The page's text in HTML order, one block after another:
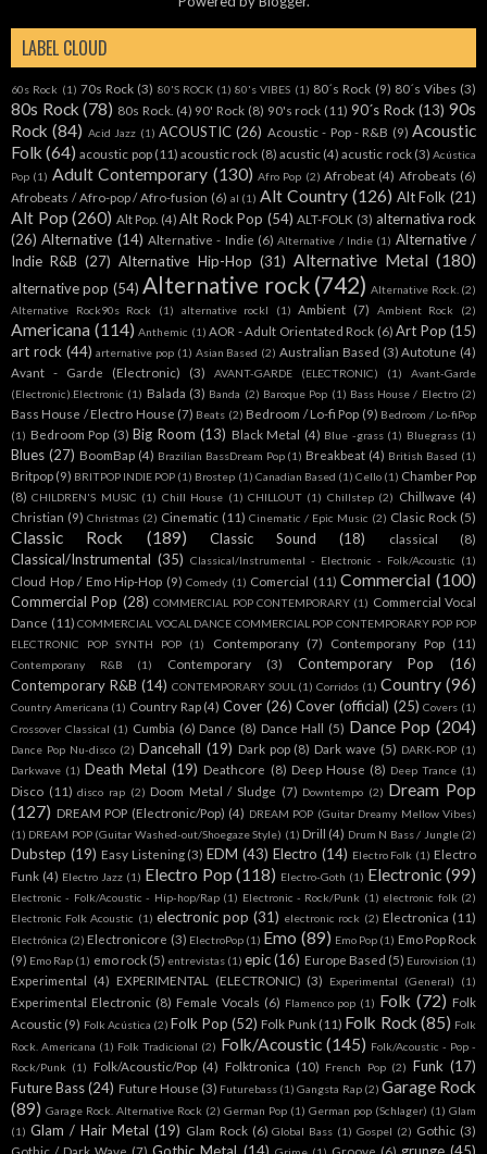
LABEL CLOUD
60s Rock (1) 70s Rock (3) 80'S ROCK (1) 80's VIBES (1) 80´s Rock (9) 80´s Vibes (3)
80s Rock (78) 80s Rock. (4) 90' Rock (8) 90's rock (11) 90´s Rock (13) 90s
Rock (84) Acid Jazz (1) ACOUSTIC (26) Acoustic - Pop - R&B (9) Acoustic
Folk (64) acoustic pop (11) acoustic rock (8) acustic (4) acustic rock (3) Acústica
Pop (1) Adult Contemporary (130) Afro Pop (2) Afrobeat (4) Afrobeats (6)
Afrobeats / Afro-pop / Afro-fusion (6) al (1) Alt Country (126) Alt Folk (21)
Alt Pop (260) Alt Pop. (4) Alt Rock Pop (54) ALT-FOLK (3) alternativa rock
(26) Alternative (14) Alternative - Indie (6) Alternative / Indie (1) Alternative /
Indie R&B (27) Alternative Hip-Hop (31) Alternative Metal (180)
alternative pop (54) Alternative rock (742) Alternative Rock. (2)
Alternative Rock90s Rock
(1) alternative rockl (1) Ambient (7) Ambient Rock (2)
Americana (114) Anthemic (1) AOR - Adult Orientated Rock (6) Art Pop (15)
art rock (44) arternative pop (1) Asian Based (2) Australian Based (3) Autotune (4)
Avant - Garde (Electronic)
(3) AVANT-GARDE (ELECTRONIC) (1)
Avant-Garde
(Electronic).Electronic (1) Balada (3) Banda (2) Baroque Pop (1) Bass House / Electro (2)
Bass House / Electro House (7) Beats (2) Bedroom / Lo-fi Pop (9) Bedroom / Lo-fiPop
(1) Bedroom Pop (3) Big Room (13) Black Metal (4) Blue -grass (1) Bluegrass (1)
Blues (27) BoomBap (4) Brazilian BassDream Pop (1) Breakbeat (4) British Based (1)
Britpop (9) BRITPOP INDIE POP (1) Brostep (1) Canadian Based (1) Cello (1) Chamber Pop
(8) CHILDREN'S MUSIC (1) Chill House (1) CHILLOUT (1) Chillstep (2) Chillwave (4)
Christian (9) Christmas (2) Cinematic (11) Cinematic / Epic Music (2) Clasic Rock (5)
Classic Rock (189) Classic Sound (18) classical (8)
Classical/Instrumental (35) Classical/Instrumental - Electronic - Folk/Acoustic (1)
Cloud Hop / Emo Hip-Hop (9) Comedy (1) Comercial (11) Commercial (100)
Commercial Pop (28) COMMERCIAL POP CONTEMPORARY (1) Commercial Vocal
Dance (11) COMMERCIAL VOCAL DANCE COMMERCIAL POP CONTEMPORARY POP POP
ELECTRONIC POP SYNTH POP
(1) Contemporany (7) Contemporany Pop (11)
Contemporany R&B (1) Contemporary (3) Contemporary Pop
(16)
Contemporary R&B (14) CONTEMPORARY SOUL (1) Corridos (1) Country (96)
Country Americana (1) Country Rap (4) Cover (26) Cover (official) (25) Covers (1)
Crossover Classical (1) Cumbia (6) Dance (8) Dance Hall (5) Dance Pop (204)
Dance Pop Nu-disco (2) Dancehall (19) Dark pop (8) Dark wave (5) DARK-POP (1)
Darkwave (1) Death Metal (19) Deathcore (8) Deep House (8) Deep Trance (1)
Disco (11) disco rap (2) Doom Metal / Sludge (7) Downtempo (2) Dream Pop
(127) DREAM POP (Electronic/Pop) (4) DREAM POP (Guitar Dreamy Mellow Vibes)
(1) DREAM POP (Guitar Washed-out/Shoegaze Style) (1) Drill (4) Drum N Bass / Jungle (2)
Dubstep (19) Easy Listening (3) EDM (43) Electro (14) Electro Folk (1) Electro
Funk (4) Electro Jazz (1) Electro Pop (118) Electro-Goth (1) Electronic (99)
Electronic - Folk/Acoustic - Hip-hop/Rap (1) Electronic - Rock/Punk (1) electronic folk (2)
Electronic Folk Acoustic (1) electronic pop (31) electronic rock (2) Electronica (11)
Electrónica (2) Electronicore (3) ElectroPop (1) Emo (89) Emo Pop (1) Emo Pop Rock
(9) Emo Rap (1) emo rock (5) entrevistas (1) epic (16) Europe Based (5) Eurovision (1)
Experimental (4) EXPERIMENTAL (ELECTRONIC) (3) Experimental (General) (1)
Experimental Electronic (8) Female Vocals (6) Flamenco pop (1) Folk (72) Folk
Acoustic (9) Folk Acústica (2) Folk Pop (52) Folk Punk (11) Folk Rock (85) Folk
Rock. Americana (1) Folk Tradicional (2) Folk/Acoustic (145) Folk/Acoustic - Pop -
Rock/Punk (1) Folk/Acoustic/Pop (4) Folktronica (10) French Pop (2) Funk (17)
Future Bass (24) Future House (3) Futurebass (1) Gangsta Rap (2) Garage Rock
(89) Garage Rock. Alternative Rock (2) German Pop (1) German pop (Schlager) (1) Glam
(1) Glam / Hair Metal (19) Glam Rock (6) Global Bass (1) Gospel (2) Gothic (3)
Gothic / Dark Wave (7) Gothic Metal (14) Groove (6) grunge (45)